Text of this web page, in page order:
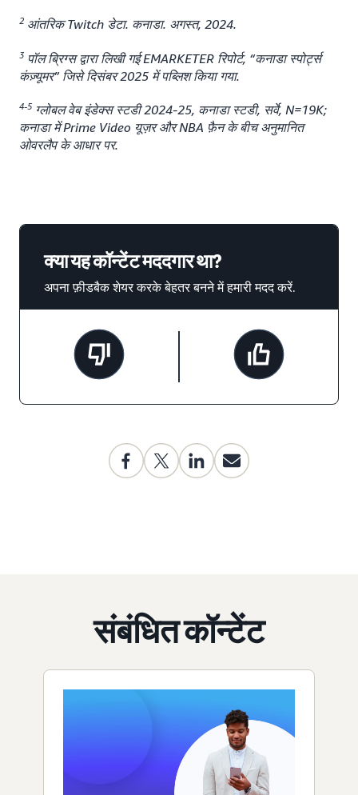
2 आंतरिक Twitch डेटा. कनाडा. अगस्त, 2024.
3 पॉल ब्रिग्स द्वारा लिखी गई EMARKETER रिपोर्ट, “कनाडा स्पोर्ट्स
कंज़्यूमर” जिसे दिसंबर 2025 में पब्लिश किया गया.
4-5 ग्लोबल वेब इंडेक्स स्टडी 2024-25, कनाडा स्टडी, सर्वे, N=19K;
कनाडा में Prime Video यूज़र और NBA फ़ैन के बीच अनुमानित
ओवरलैप के आधार पर.
क्या यह कॉन्टेंट मददगार था?
अपना फ़ीडबैक शेयर करके बेहतर बनने में हमारी मदद करें.
संबंधित कॉन्टेंट